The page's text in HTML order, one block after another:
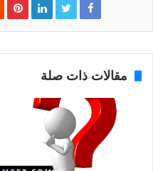
مقالات ذات صلة